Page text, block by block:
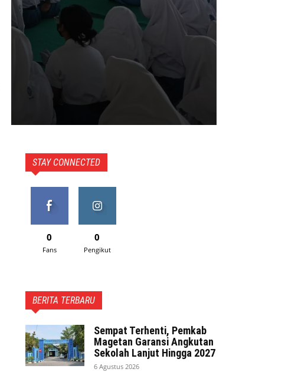
STAY CONNECTED
0
Fans
0
Pengikut
BERITA TERBARU
Sempat Terhenti, Pemkab
Magetan Garansi Angkutan
Sekolah Lanjut Hingga 2027
6 Agustus 2026